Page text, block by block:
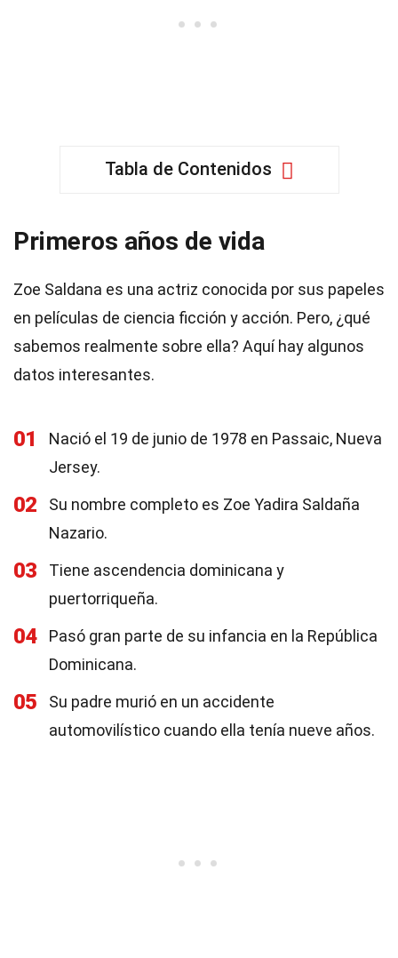
Tabla de Contenidos
Primeros años de vida
Zoe Saldana es una actriz conocida por sus papeles
en películas de ciencia ficción y acción. Pero, ¿qué
sabemos realmente sobre ella? Aquí hay algunos
datos interesantes.
01
Nació el 19 de junio de 1978 en Passaic, Nueva
Jersey.
02
Su nombre completo es Zoe Yadira Saldaña
Nazario.
03
Tiene ascendencia dominicana y
puertorriqueña.
04
Pasó gran parte de su infancia en la República
Dominicana.
05
Su padre murió en un accidente
automovilístico cuando ella tenía nueve años.